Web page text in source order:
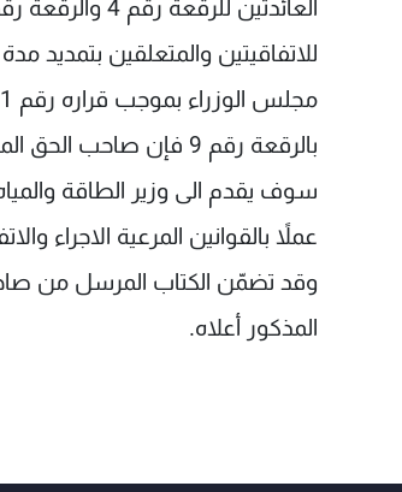
للاتفاقيتين والمتعلقين بتمديد
بالرقعة رقم 9 فإن
سوف يقدم الى وزير الطاقة
عملاً بالقوانين المرعية الاجراء
المذكور أعلاه.